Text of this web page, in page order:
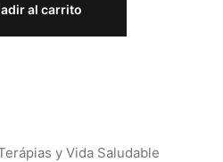
al carrito
y Vida Saludable